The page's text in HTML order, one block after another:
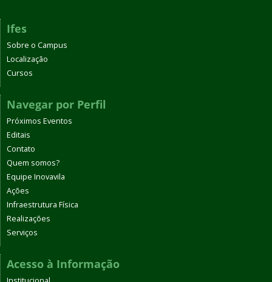
Ifes
Sobre o Campus
Localização
Cursos
Navegar por Perfil
Próximos Eventos
Editais
Contato
Quem somos?
Equipe Inovavila
Ações
Infraestrutura Física
Realizações
Serviços
Acesso à Informação